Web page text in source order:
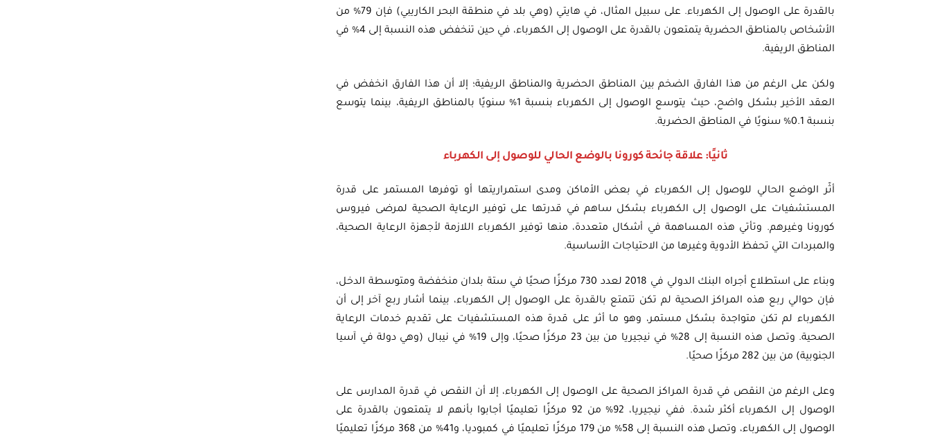
بالقدرة على الوصول إلى الكهرباء. على سبيل المثال، في هايتي (وهي بلد في منطقة البحر الكاريبي) فإن 79% من
الأشخاص بالمناطق الحضرية يتمتعون بالقدرة على الوصول إلى الكهرباء، في حين تنخفض هذه النسبة إلى 4% في
المناطق الريفية.
ولكن على الرغم من هذا الفارق الضخم بين المناطق الحضرية والمناطق الريفية؛ إلا أن هذا الفارق انخفض في
العقد الأخير بشكل واضح، حيث يتوسع الوصول إلى الكهرباء بنسبة 1% سنويًا بالمناطق الريفية، بينما يتوسع
بنسبة 0.1% سنويًا في المناطق الحضرية.
ثانيًا: علاقة جائحة كورونا بالوضع الحالي للوصول إلى الكهرباء
أثّر الوضع الحالي للوصول إلى الكهرباء في بعض الأماكن ومدى استمراريتها أو توفرها المستمر على قدرة
المستشفيات على الوصول إلى الكهرباء بشكل ساهم في قدرتها على توفير الرعاية الصحية لمرضى فيروس
كورونا وغيرهم. وتأتي هذه المساهمة في أشكال متعددة، منها توفير الكهرباء اللازمة لأجهزة الرعاية الصحية،
والمبردات التي تحفظ الأدوية وغيرها من الاحتياجات الأساسية.
وبناء على استطلاع أجراه البنك الدولي في 2018 لعدد 730 مركزًا صحيًا في ستة بلدان منخفضة ومتوسطة الدخل،
فإن حوالي ربع هذه المراكز الصحية لم تكن تتمتع بالقدرة على الوصول إلى الكهرباء، بينما أشار ربع آخر إلى أن
الكهرباء لم تكن متواجدة بشكل مستمر، وهو ما أثر على قدرة هذه المستشفيات على تقديم خدمات الرعاية
الصحية. وتصل هذه النسبة إلى 28% في نيجيريا من بين 23 مركزًا صحيًا، وإلى 19% في نيبال (وهي دولة في آسيا
الجنوبية) من بين 282 مركزًا صحيًا.
وعلى الرغم من النقص في قدرة المراكز الصحية على الوصول إلى الكهرباء، إلا أن النقص في قدرة المدارس على
الوصول إلى الكهرباء أكثر شدة. ففي نيجيريا، 92% من 92 مركزًا تعليميًا أجابوا بأنهم لا يتمتعون بالقدرة على
الوصول إلى الكهرباء، وتصل هذه النسبة إلى 58% من 179 مركزًا تعليميًا في كمبوديا، و41% من 368 مركزًا تعليميًا